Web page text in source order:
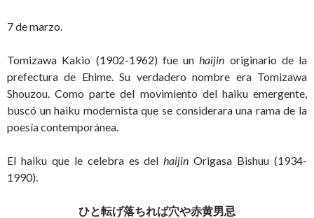
7 de marzo.
Tomizawa Kakio (1902-1962) fue unhaijin originario de la
prefectura de Ehime. Su verdadero nombre era Tomizawa
Shouzou. Como parte del movimiento del haiku emergente,
buscó un haiku modernista que se considerara una rama de la
poesía contemporánea.
El haiku que le celebra es delhaijin Origasa Bishuu (1934-
1990).
ひと転げ落ちれば穴や赤黄男忌